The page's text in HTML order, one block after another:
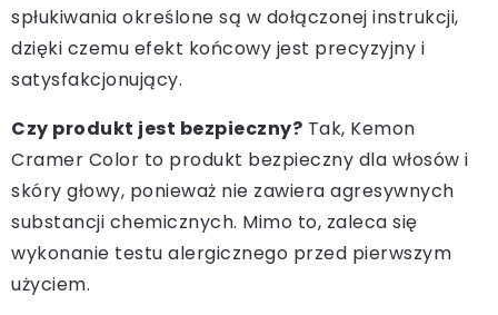
spłukiwania określone są w dołączonej instrukcji,
dzięki czemu efekt końcowy jest precyzyjny i
satysfakcjonujący.
Czy produkt jest bezpieczny? Tak, Kemon
Cramer Color to produkt bezpieczny dla włosów i
skóry głowy, ponieważ nie zawiera agresywnych
substancji chemicznych. Mimo to, zaleca się
wykonanie testu alergicznego przed pierwszym
użyciem.